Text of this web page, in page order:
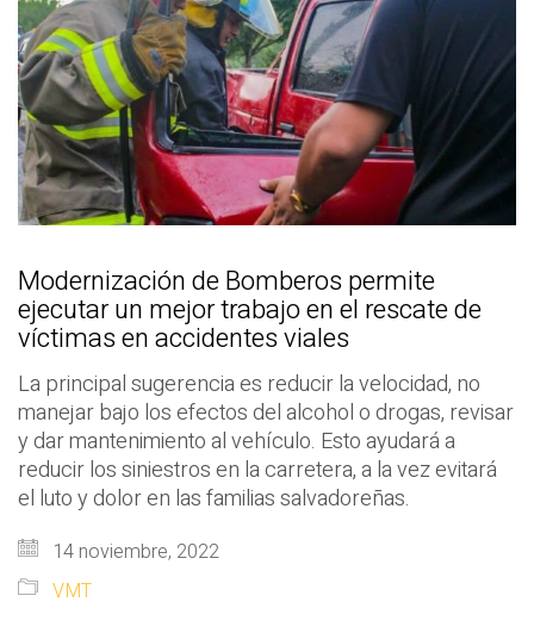
Modernización de Bomberos permite
ejecutar un mejor trabajo en el rescate de
víctimas en accidentes viales
La principal sugerencia es reducir la velocidad, no
manejar bajo los efectos del alcohol o drogas, revisar
y dar mantenimiento al vehículo. Esto ayudará a
reducir los siniestros en la carretera, a la vez evitará
el luto y dolor en las familias salvadoreñas.
14 noviembre, 2022
VMT